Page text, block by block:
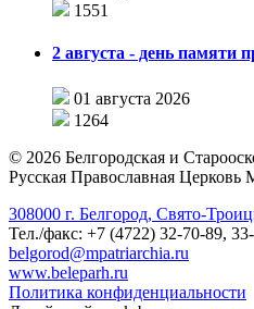
1551
2 августа - день памяти
01 августа 2026
1264
© 2026 Белгородская и
Русская Православная Церковь
308000 г. Белгород, Свято-
Тел./факс: +7 (4722) 32-70-89,
belgorod@mpatriarchia.ru
www.beleparh.ru
Политика конфиденциальности